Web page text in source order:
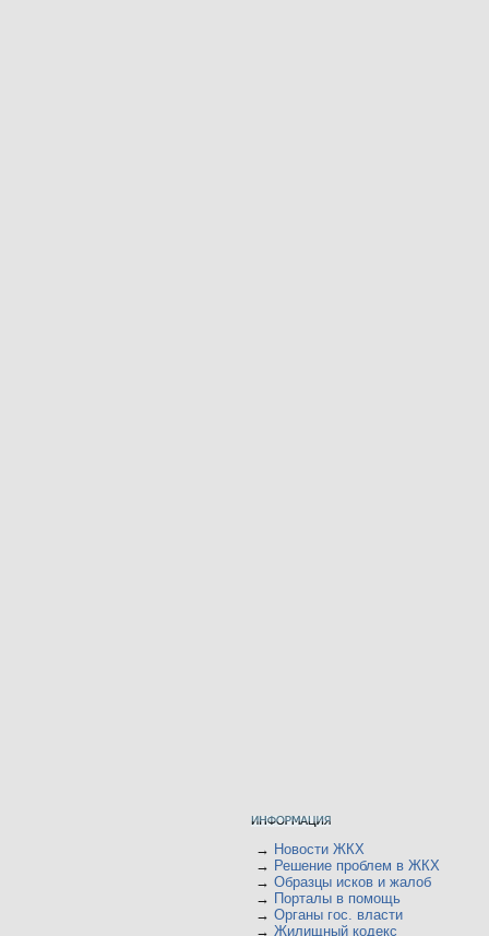
→ Новости ЖКХ
→ Решение проблем в ЖКХ
→ Образцы исков и жалоб
→ Порталы в помощь
→ Органы гос. власти
→ Жилищный кодекс